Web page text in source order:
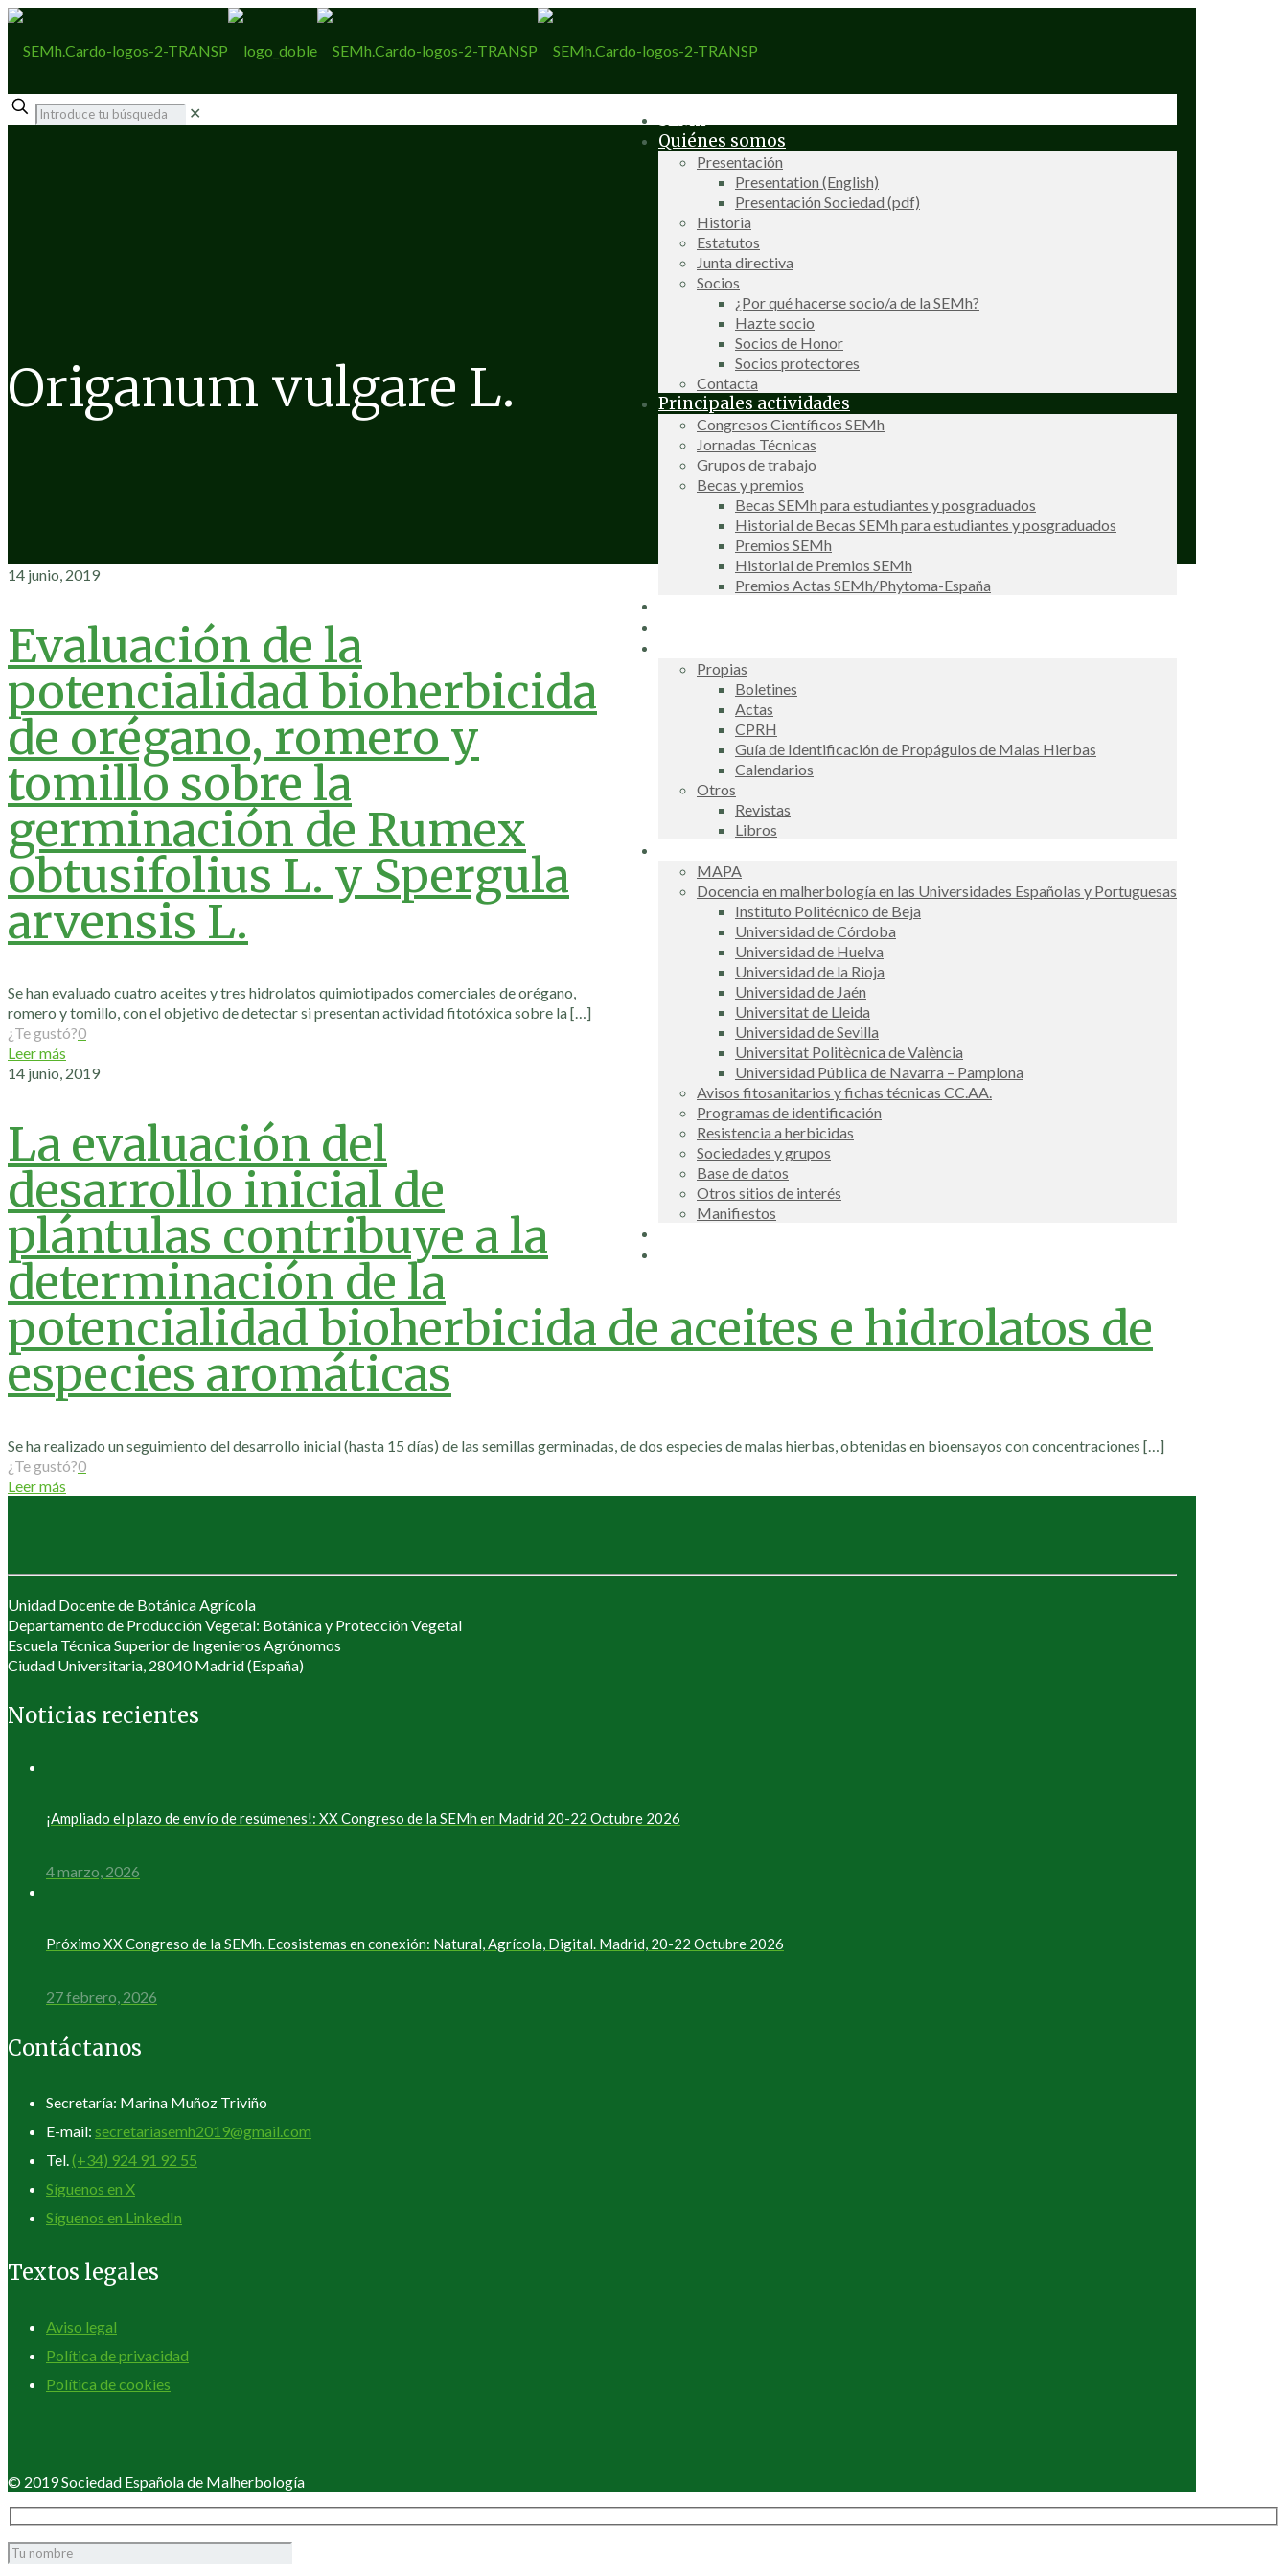
SEMh
Quiénes somos
Presentación
Presentation (English)
Presentación Sociedad (pdf)
Historia
Estatutos
Junta directiva
Socios
¿Por qué hacerse socio/a de la SEMh?
Hazte socio
Socios de Honor
Socios protectores
Contacta
Principales actividades
Congresos Científicos SEMh
Jornadas Técnicas
Grupos de trabajo
Becas y premios
Becas SEMh para estudiantes y posgraduados
Historial de Becas SEMh para estudiantes y posgraduados
Premios SEMh
Historial de Premios SEMh
Premios Actas SEMh/Phytoma-España
Propias
Boletines
Actas
CPRH
Guía de Identificación de Propágulos de Malas Hierbas
Calendarios
Otros
Revistas
Libros
MAPA
Docencia en malherbología en las Universidades Españolas y Portuguesas
Instituto Politécnico de Beja
Universidad de Córdoba
Universidad de Huelva
Universidad de la Rioja
Universidad de Jaén
Universitat de Lleida
Universidad de Sevilla
Universitat Politècnica de València
Universidad Pública de Navarra – Pamplona
Avisos fitosanitarios y fichas técnicas CC.AA.
Programas de identificación
Resistencia a herbicidas
Sociedades y grupos
Base de datos
Otros sitios de interés
Manifiestos
✕
Origanum vulgare L.
14 junio, 2019
Evaluación de la
potencialidad bioherbicida
de orégano, romero y
tomillo sobre la
germinación de Rumex
obtusifolius L. y Spergula
arvensis L.
Se han evaluado cuatro aceites y tres hidrolatos quimiotipados comerciales de orégano,
romero y tomillo, con el objetivo de detectar si presentan actividad fitotóxica sobre la[…]
¿Te gustó?0
Leer más
14 junio, 2019
La evaluación del
desarrollo inicial de
plántulas contribuye a la
determinación de la
potencialidad bioherbicida de aceites e hidrolatos de
especies aromáticas
Se ha realizado un seguimiento del desarrollo inicial (hasta 15 días) de las semillas germinadas, de dos especies de malas hierbas, obtenidas en bioensayos con concentraciones […]
¿Te gustó?0
Leer más
Unidad Docente de Botánica Agrícola
Departamento de Producción Vegetal: Botánica y Protección Vegetal
Escuela Técnica Superior de Ingenieros Agrónomos
Ciudad Universitaria, 28040 Madrid (España)
Noticias recientes
¡Ampliado el plazo de envío de resúmenes!: XX Congreso de la SEMh en Madrid 20-22 Octubre 2026
4 marzo, 2026
Próximo XX Congreso de la SEMh. Ecosistemas en conexión: Natural, Agrícola, Digital. Madrid, 20-22 Octubre 2026
27 febrero, 2026
Contáctanos
Secretaría: Marina Muñoz Triviño
E-mail: secretariasemh2019@gmail.com
Tel. (+34) 924 91 92 55
Síguenos en X
Síguenos en LinkedIn
Textos legales
Aviso legal
Política de privacidad
Política de cookies
© 2019 Sociedad Española de Malherbología